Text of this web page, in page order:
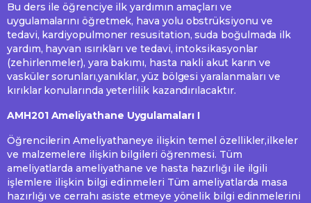
Bu ders ile öğrenciye ilk yardımın amaçları ve
uygulamalarını öğretmek, hava yolu obstrüksiyonu ve
tedavi, kardiyopulmoner resusitation, suda boğulmada ilk
yardım, hayvan ısırıkları ve tedavi, intoksikasyonlar
(zehirlenmeler), yara bakımı, hasta nakli akut karın ve
vasküler sorunları,yanıklar, yüz bölgesi yaralanmaları ve
kırıklar konularında yeterlilik kazandırılacaktır.
AMH201 Ameliyathane Uygulamaları I
Öğrencilerin Ameliyathaneye ilişkin temel özellikler,ilkeler
ve malzemelere ilişkin bilgileri öğrenmesi. Tüm
ameliyatlarda ameliyathane ve hasta hazırlığı ile ilgili
işlemlere ilişkin bilgi edinmeleri Tüm ameliyatlarda masa
hazırlığı ve cerrahı asiste etmeye yönelik bilgi edinmelerini